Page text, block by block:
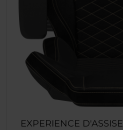
EXPERIENCE D'ASSISE